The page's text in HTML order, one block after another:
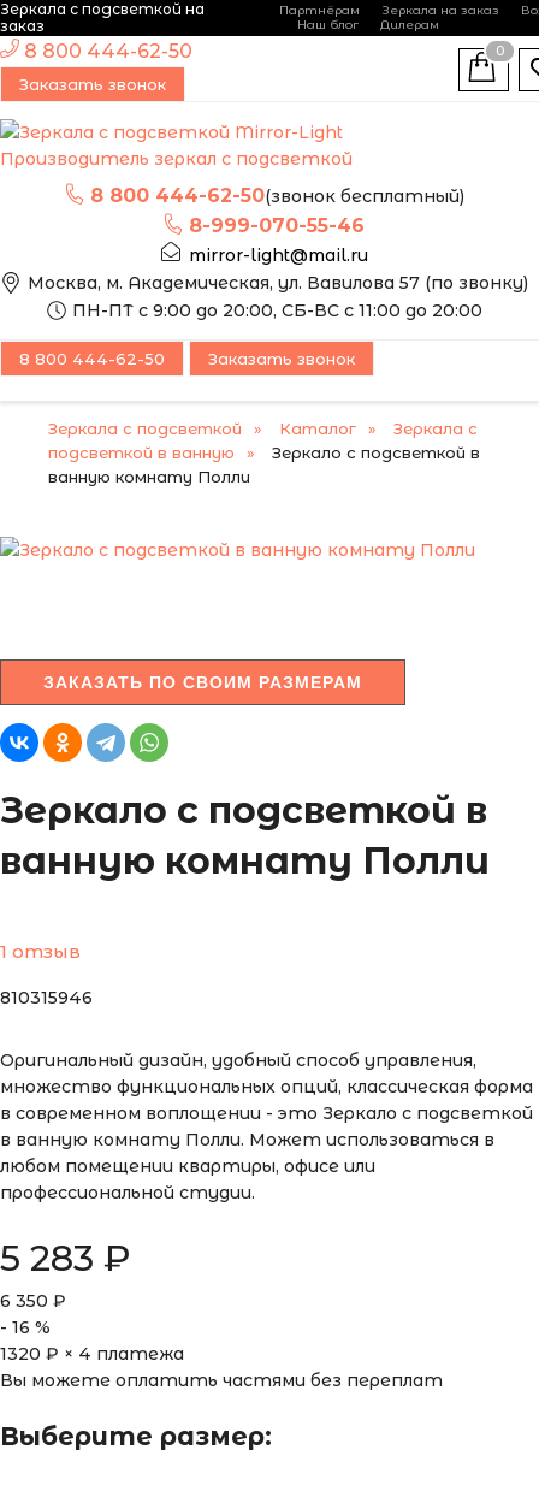
Зеркала с подсветкой на
заказ
Партнёрам Зеркала на заказ
Наш блог
Дилерам
Производитель зеркал с подсветкой
8 800 444-62-50(звонок бесплатный)
8-999-070-55-46
mirror-light@mail.ru
Москва, м. Академическая, ул. Вавилова 57 (по звонку)
ПН-ПТ с 9:00 до 20:00, СБ-ВС с 11:00 до 20:00
8 800 444-62-50
Заказать звонок
0
8 800 444-62-50 Заказать звонок
Зеркала с подсветкой Каталог
Зеркала с
подсветкой в ванную
Зеркало с подсветкой в
ванную комнату Полли
ЭТО ЗЕРКАЛО МЫ
МОЖЕМ ИЗГОТОВИТЬ
ПО ВАШИМ
ЗАКАЗАТЬ ПО СВОИМ РАЗМЕРАМ
Зеркало с подсветкой в
ванную комнату Полли
1 отзыв
810315946
Оригинальный дизайн, удобный способ управления,
множество функциональных опций, классическая форма
в современном воплощении - это Зеркало с подсветкой
в ванную комнату Полли. Может использоваться в
любом помещении квартиры, офисе или
профессиональной студии.
5 283 ₽
6 350 ₽
- 16 %
1320 ₽ × 4 платежа
Вы можете оплатить частями без переплат
Выберите размер:
-